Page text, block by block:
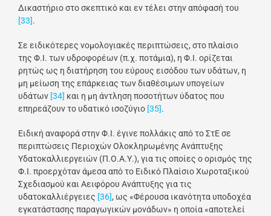
Δικαστήριο στο σκεπτικό και εν τέλει στην απόφασή του
[33].
Σε ειδικότερες νομολογιακές περιπτώσεις, στο πλαίσιο
της Φ.Ι. των υδροφορέων (π.χ. ποτάμια), η Φ.Ι. ορίζεται
ρητώς ως η διατήρηση του εύρους εισόδου των υδάτων, η
μη μείωση της επάρκειας των διαθέσιμων υπογείων
υδάτων [34] και η μη άντληση ποσοτήτων ύδατος που
επηρεάζουν το υδατικό ισοζύγιο [35].
Ειδική αναφορά στην Φ.Ι. έγινε πολλάκις από το ΣτΕ σε
περιπτώσεις Περιοχών Ολοκληρωμένης Ανάπτυξης
Υδατοκαλλιεργειών (Π.Ο.Α.Υ.), για τις οποίες ο ορισμός της
Φ.Ι. προερχόταν άμεσα από το Ειδικό Πλαίσιο Χωροταξικού
Σχεδιασμού και Αειφόρου Ανάπτυξης για τις
υδατοκαλλιέργειες [36], ως «Φέρουσα ικανότητα υποδοχέα
εγκατάστασης παραγωγικών μονάδων» η οποία «αποτελεί